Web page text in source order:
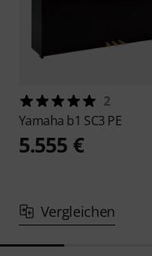
2
Yamaha b1 SC3 PE
5.555 €
Vergleichen